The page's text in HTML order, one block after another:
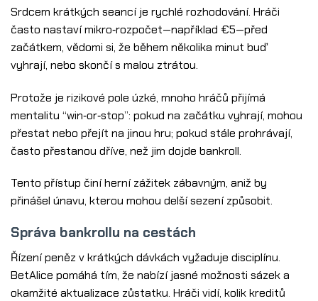
Srdcem krátkých seancí je rychlé rozhodování. Hráči
často nastaví mikro‑rozpočet—například €5—před
začátkem, vědomi si, že během několika minut buď
vyhrají, nebo skončí s malou ztrátou.
Protože je rizikové pole úzké, mnoho hráčů přijímá
mentalitu “win‑or‑stop”: pokud na začátku vyhrají, mohou
přestat nebo přejít na jinou hru; pokud stále prohrávají,
často přestanou dříve, než jim dojde bankroll.
Tento přístup činí herní zážitek zábavným, aniž by
přinášel únavu, kterou mohou delší sezení způsobit.
Správa bankrollu na cestách
Řízení peněz v krátkých dávkách vyžaduje disciplínu.
BetAlice pomáhá tím, že nabízí jasné možnosti sázek a
okamžité aktualizace zůstatku. Hráči vidí, kolik kreditů